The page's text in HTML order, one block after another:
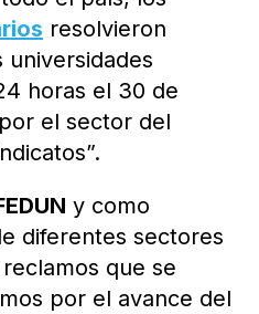
resolvieron
universidades
horas el 30 de
el sector del
y como
diferentes sectores
que se
por el avance del